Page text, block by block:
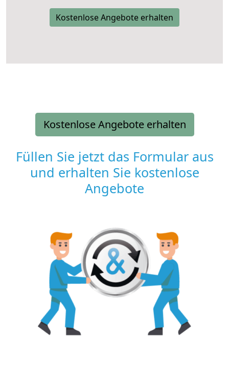
Kostenlose Angebote erhalten
Kostenlose Angebote erhalten
Füllen Sie jetzt das Formular aus
und erhalten Sie kostenlose
Angebote